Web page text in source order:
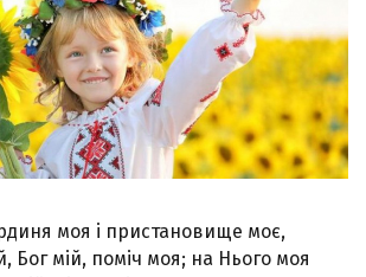
моя і пристановище моє,
Бог мій, поміч моя; на Нього моя